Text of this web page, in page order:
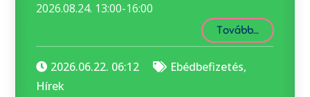
2026.08.24. 13:00-16:00
Tovább…
2026.06.22. 06:12 Ebédbefizetés,
Hírek